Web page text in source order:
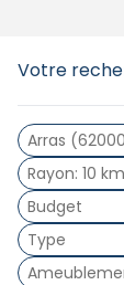
Votre
Rayon 10 km
Type